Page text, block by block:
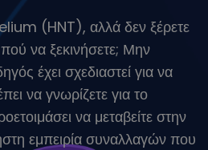
(HNT), αλλά δεν ξέρετε
να ξεκινήσετε; Μην
έχει σχεδιαστεί για να
να γνωρίζετε για το
να μεταβείτε στην
εμπειρία συναλλαγών που